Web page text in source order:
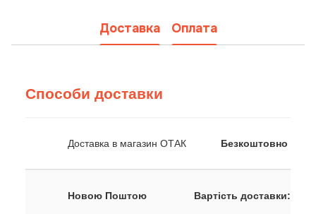
Доставка Оплата
Способи доставки
Доставка в магазин ОТАК Безкоштовно
Новою Поштою Вартість доставки: